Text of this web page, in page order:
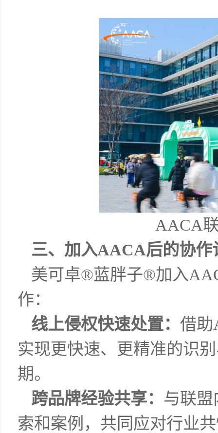
AACA
三、加入AACA后的协作
美可卓®蓝胖子®加入
作：
线上侵权快速处置： 借助
实现更快速、更精准的识
期。
跨品牌经验共享： 与联
索和案例，共同应对行业